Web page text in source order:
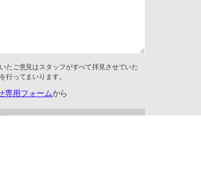
たご意見はスタッフがすべて拝見させていた
行ってまいります。
専用フォームから